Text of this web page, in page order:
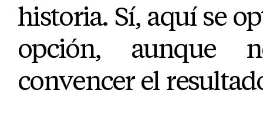
historia. Sí, aquí se
opción, aunque
convencer el